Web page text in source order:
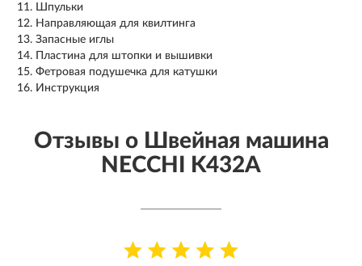
Шпульки
Направляющая для квилтинга
Запасные иглы
Пластина для штопки и вышивки
Фетровая подушечка для катушки
Инструкция
Отзывы о Швейная машина
NECCHI K432A